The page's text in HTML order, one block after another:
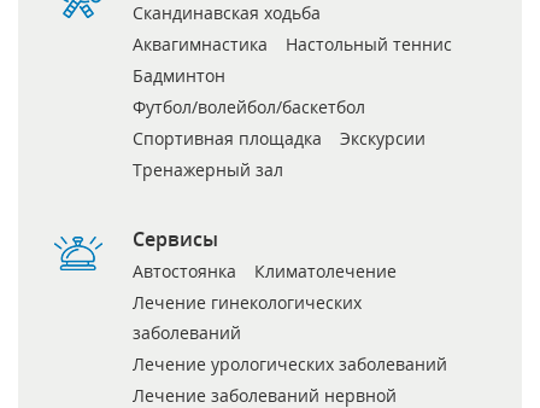
Скандинавская ходьба
Аквагимнастика
Настольный теннис
Бадминтон
Футбол/волейбол/баскетбол
Спортивная площадка
Экскурсии
Тренажерный зал
Сервисы
Автостоянка
Климатолечение
Лечение гинекологических
заболеваний
Лечение урологических заболеваний
Лечение заболеваний нервной